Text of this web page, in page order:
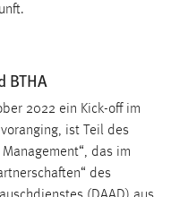
BTHA
2022 ein Kick-off im
ist Teil des
das im
des